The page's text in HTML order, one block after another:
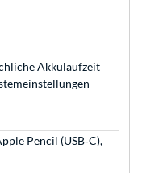
Akkulaufzeit
Pencil (USB‑C),